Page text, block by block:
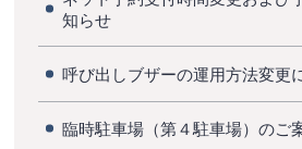
知らせ
呼び出しブザーの運用方法変更
臨時駐車場（第４駐車場）のご